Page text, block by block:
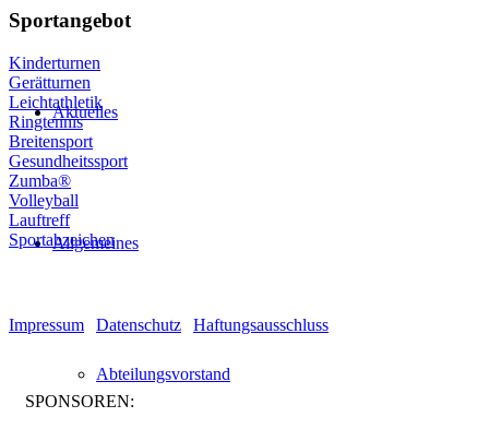
Aktuelles
Allgemeines
Abteilungsvorstand
Sportangebot
Kinderturnen
Gerätturnen
Leichtathletik
Ringtennis
Breitensport
Gesundheitssport
Zumba®
Volleyball
Lauftreff
Sportabzeichen
Impressum Datenschutz Haftungsausschluss
SPONSOREN: